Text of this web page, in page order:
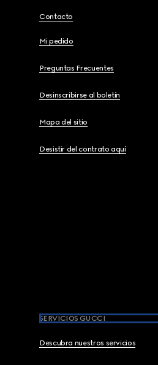
Contacto
Mi pedido
Preguntas Frecuentes
Desinscribirse al boletín
Mapa del sitio
Desistir del contrato aquí
SERVICIOS GUCCI
Descubra nuestros servicios